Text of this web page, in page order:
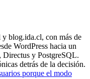
blog.ida.cl, con más de
WordPress hacia un
y PostgreSQL.
detrás de la decisión.